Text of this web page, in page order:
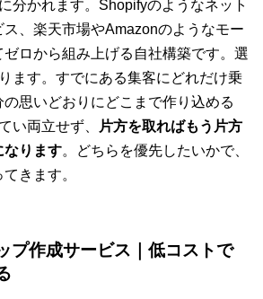
分かれます。Shopifyのようなネット
ス、楽天市場やAmazonのようなモー
ロから組み上げる自社構築です。選
ます。すでにある集客にどれだけ乗
思いどおりにどこまで作り込める
い両立せず、
片方を取ればもう片方
なります。どちらを優先したいかで、
きます。
プ作成サービス｜低コストで